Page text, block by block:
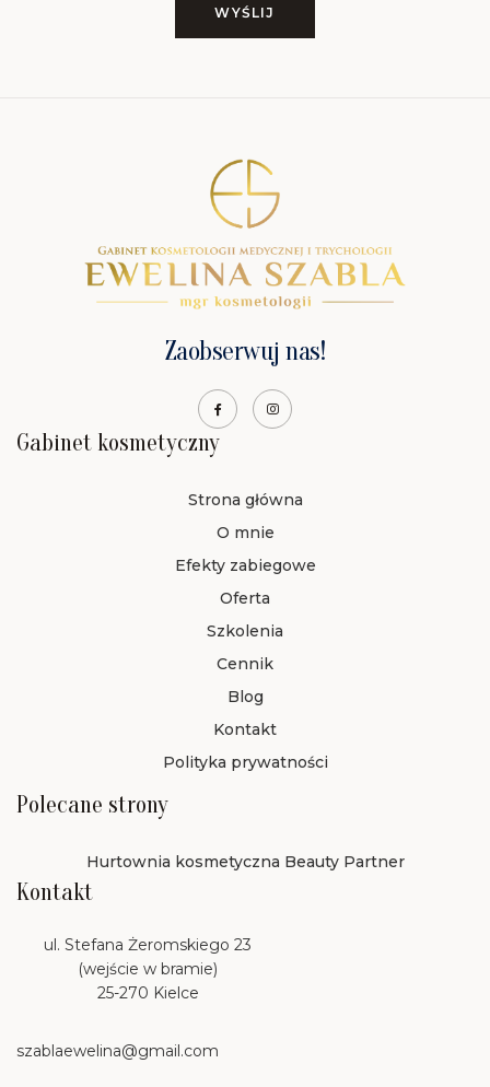
WYŚLIJ
Gabinet kosmetyczny
Strona główna
O mnie
Efekty zabiegowe
Oferta
Szkolenia
Cennik
Blog
Kontakt
Polityka prywatności
Polecane strony
Hurtownia kosmetyczna Beauty Partner
Zaobserwuj nas!
Kontakt
ul. Stefana Żeromskiego 23
(wejście w bramie)
25-270 Kielce
szablaewelina@gmail.com